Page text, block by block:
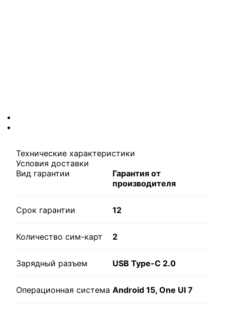
Технические характеристики
Условия доставки
Вид гарантии
Гарантия от
производителя
Срок гарантии 12
Количество сим-карт 2
Зарядный разъем USB Type-C 2.0
Операционная система Android 15, One UI 7